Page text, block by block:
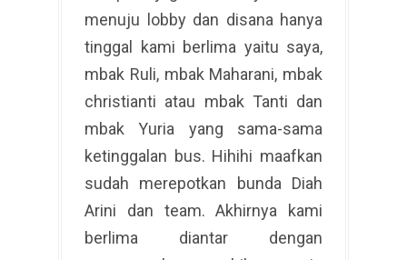
menuju lobby dan disana hanya
tinggal kami berlima yaitu saya,
mbak Ruli, mbak Maharani, mbak
christianti atau mbak Tanti dan
mbak Yuria yang sama-sama
ketinggalan bus. Hihihi maafkan
sudah merepotkan bunda Diah
Arini dan team. Akhirnya kami
berlima diantar dengan